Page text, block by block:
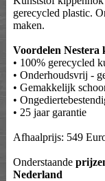
gerecycled plastic.
maken.
Voordelen Nestera
• 100% gerecycled
• Onderhoudsvrij -
• Gemakkelijk
•
• 25 jaar garantie
Afhaalprijs: 549
Onderstaande
Nederland